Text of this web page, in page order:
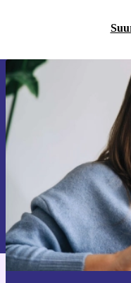
Liity
Älä
Lisätietoja henkilötietojen